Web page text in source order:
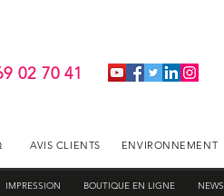
02 70 41
AVIS CLIENTS ENVIRONNEMENT
IMPRESSION BOUTIQUE EN LIGNE NEWS